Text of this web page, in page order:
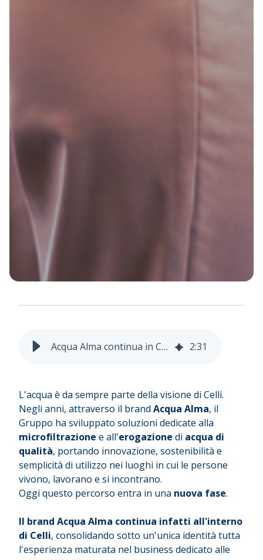
Acqua Alma continua in Celli | Il futuro delle soluzioni professionali per l'acqua 2:31
L'acqua è da sempre parte della visione di Celli.
Negli anni, attraverso il brand Acqua Alma, il
Gruppo ha sviluppato soluzioni dedicate alla
microfiltrazione e all'erogazione di acqua di
qualità, portando innovazione, sostenibilità e
semplicità di utilizzo nei luoghi in cui le persone
vivono, lavorano e si incontrano.
Oggi questo percorso entra in una nuova fase.
Il brand Acqua Alma continua infatti all'interno
di Celli, consolidando sotto un'unica identità tutta
l'esperienza maturata nel business dedicato alle